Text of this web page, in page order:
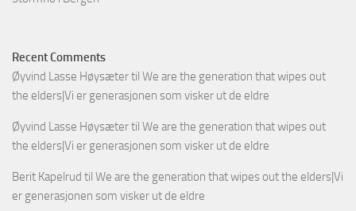
Recent Comments
Øyvind Lasse Høysætertil We are the generation that wipes out
the elders|Vi er generasjonen som visker ut de eldre
Øyvind Lasse Høysætertil We are the generation that wipes out
the elders|Vi er generasjonen som visker ut de eldre
Berit Kapelrud til We are the generation that wipes out the elders|Vi
er generasjonen som visker ut de eldre